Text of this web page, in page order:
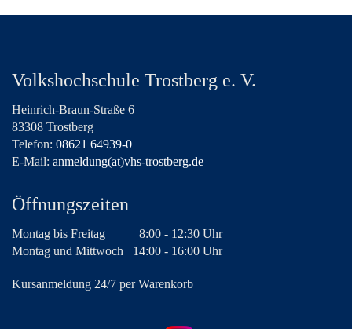
Volkshochschule Trostberg e. V.
Heinrich-Braun-Straße 6
83308 Trostberg
Telefon: 08621 64939-0
E-Mail: anmeldung(at)vhs-trostberg.de
Öffnungszeiten
Montag bis Freitag
8:00 - 12:30 Uhr
Montag und Mittwoch 14:00 - 16:00 Uhr
Kursanmeldung 24/7 per Warenkorb